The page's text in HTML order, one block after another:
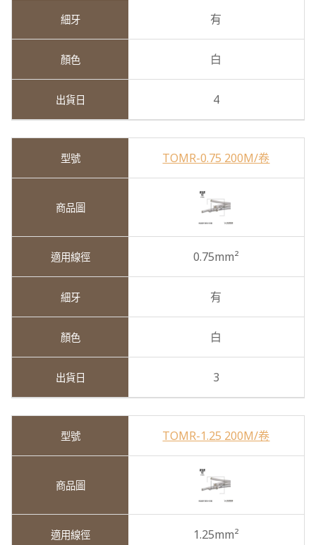
有
白
4
TOMR-0.75 200M/卷
0.75mm²
有
白
3
TOMR-1.25 200M/卷
1.25mm²